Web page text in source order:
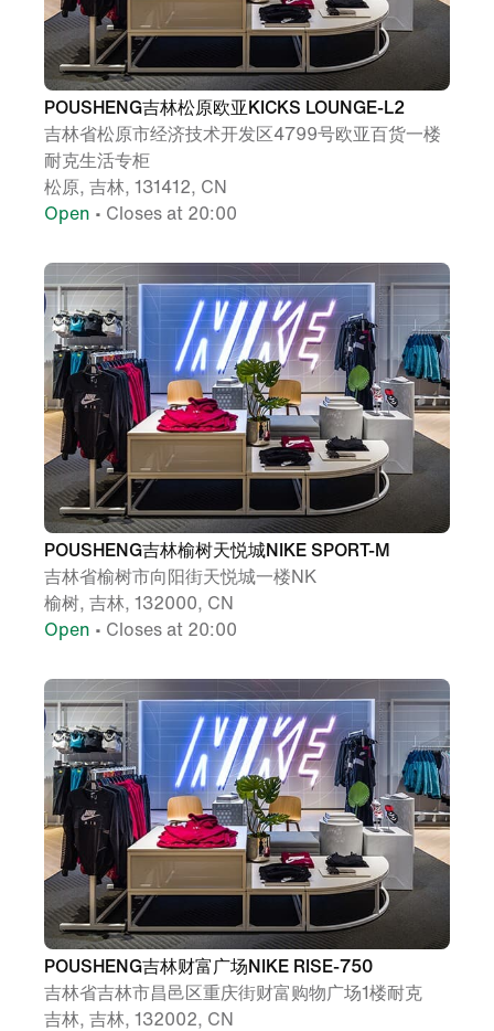
POUSHENG吉林松原欧亚KICKS LOUNGE-L2
吉林省松原市经济技术开发区4799号欧亚百货一楼
耐克生活专柜
松原, 吉林, 131412, CN
Open • Closes at 20:00
POUSHENG吉林榆树天悦城NIKE SPORT-M
吉林省榆树市向阳街天悦城一楼NK
榆树, 吉林, 132000, CN
Open • Closes at 20:00
POUSHENG吉林财富广场NIKE RISE-750
吉林省吉林市昌邑区重庆街财富购物广场1楼耐克
吉林, 吉林, 132002, CN